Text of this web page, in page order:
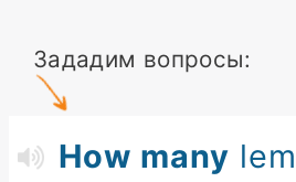
Зададим вопросы:
How many